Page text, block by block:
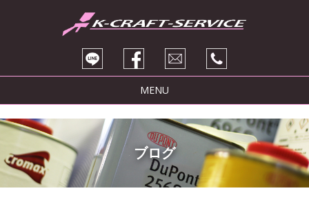
MENU
トピックス
サービス紹介
ブログ
ブログ